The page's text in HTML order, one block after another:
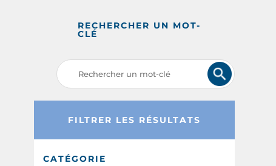
RECHERCHER UN MOT-
CLÉ
FILTRER LES RÉSULTATS
CATÉGORIE